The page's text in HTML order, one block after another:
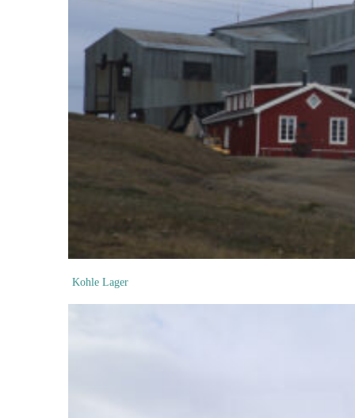
Kohle Lager